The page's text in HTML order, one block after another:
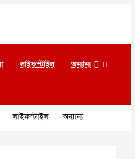
লাইফস্টাইল অন্যান্য
লাইফস্টাইল অন্যান্য